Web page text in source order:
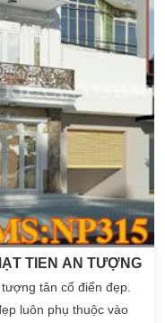
TIỀN ẤN TƯỢNG
tân cổ điển đẹp.
luôn phụ thuộc vào